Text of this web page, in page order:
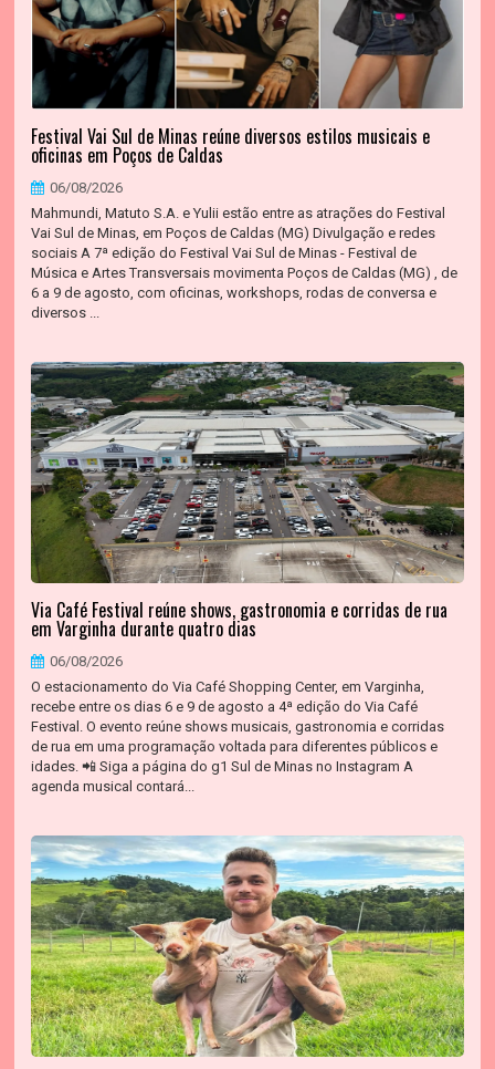
Festival Vai Sul de Minas reúne diversos estilos musicais e
oficinas em Poços de Caldas
06/08/2026
Mahmundi, Matuto S.A. e Yulii estão entre as atrações do Festival
Vai Sul de Minas, em Poços de Caldas (MG) Divulgação e redes
sociais A 7ª edição do Festival Vai Sul de Minas - Festival de
Música e Artes Transversais movimenta Poços de Caldas (MG) , de
6 a 9 de agosto, com oficinas, workshops, rodas de conversa e
diversos ...
Via Café Festival reúne shows, gastronomia e corridas de rua
em Varginha durante quatro dias
06/08/2026
O estacionamento do Via Café Shopping Center, em Varginha,
recebe entre os dias 6 e 9 de agosto a 4ª edição do Via Café
Festival. O evento reúne shows musicais, gastronomia e corridas
de rua em uma programação voltada para diferentes públicos e
idades. 📲 Siga a página do g1 Sul de Minas no Instagram A
agenda musical contará...